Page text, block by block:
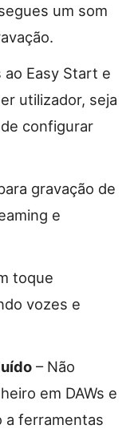
um som
ao Easy Start e
utilizador, seja
configurar
gravação de
e
toque
vozes e
– Não
em DAWs e
a ferramentas